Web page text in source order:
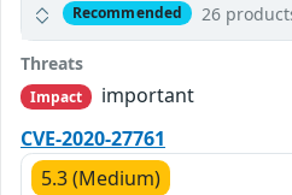
Recommended 26
Threats
Impact
important
CVE-2020-27761
5.3 (Medium)